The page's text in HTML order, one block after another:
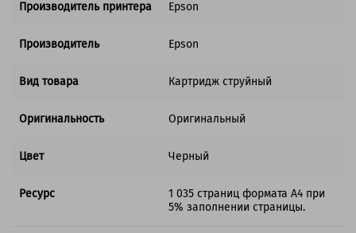
Производитель принтера Epson
Производитель Epson
Вид товара Картридж струйный
Оригинальность Оригинальный
Цвет Черный
Ресурс
1 035 страниц формата А4 при
5% заполнении страницы.